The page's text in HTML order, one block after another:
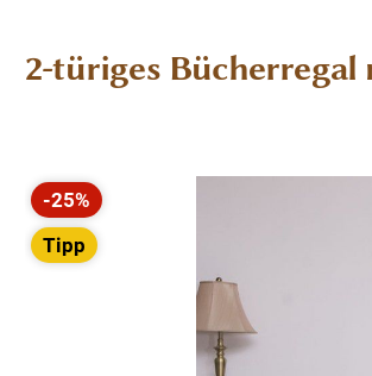
2-türiges
Bildergalerie überspringen
-25%
Rabatt
Tipp